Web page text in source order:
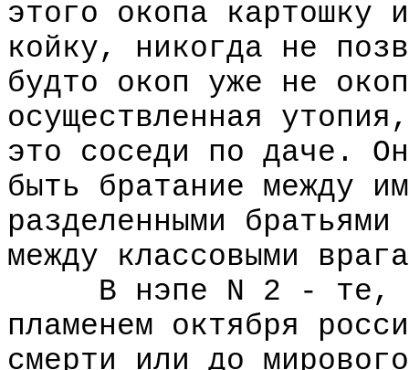
этого окопа картошку
койку, никогда не
будто окоп уже не
осуществленная
это соседи по даче.
быть братание между
разделенными
между классовыми
В нэпе N 2 - те,
пламенем октября
смерти или до